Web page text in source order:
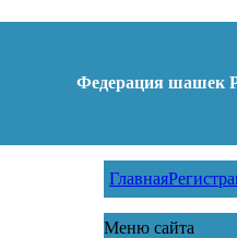
Федерация шашек
Главная
Меню сайта